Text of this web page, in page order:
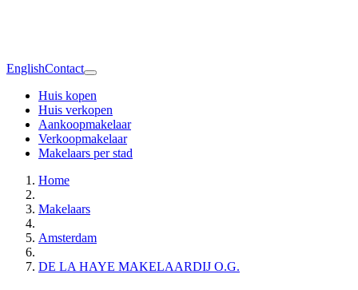
EnglishContact
Huis kopen
Huis verkopen
Aankoopmakelaar
Verkoopmakelaar
Makelaars per stad
Home
Makelaars
Amsterdam
DE LA HAYE MAKELAARDIJ O.G.